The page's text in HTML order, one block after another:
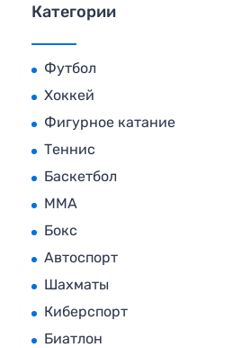
Категории
Футбол
Хоккей
Фигурное катание
Теннис
Баскетбол
MMA
Бокс
Автоспорт
Шахматы
Киберспорт
Биатлон